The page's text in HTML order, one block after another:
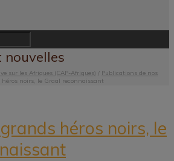
nouvelles
sur les Afriques (CAP-Afriques) / Publications de nos
héros noirs, le Graal reconnaissant
héros noirs, le